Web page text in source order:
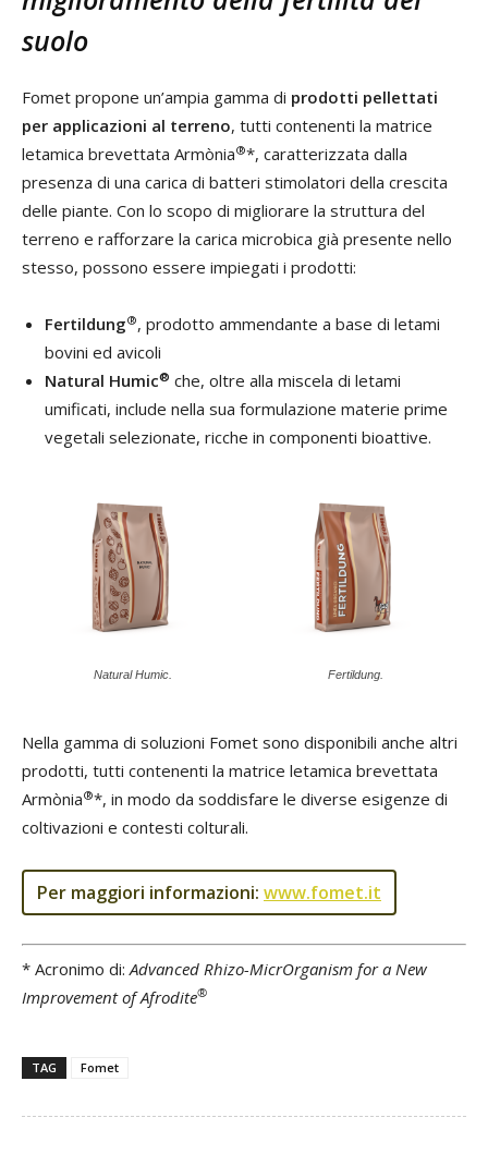
suolo
Fomet propone un’ampia gamma di prodotti pellettati
per applicazioni al terreno, tutti contenenti la matrice
letamica brevettata Armònia®*, caratterizzata dalla
presenza di una carica di batteri stimolatori della crescita
delle piante. Con lo scopo di migliorare la struttura del
terreno e rafforzare la carica microbica già presente nello
stesso, possono essere impiegati i prodotti:
Fertildung®, prodotto ammendante a base di letami
bovini ed avicoli
Natural Humic® che, oltre alla miscela di letami
umificati, include nella sua formulazione materie prime
vegetali selezionate, ricche in componenti bioattive.
Natural Humic. Fertildung.
Nella gamma di soluzioni Fomet sono disponibili anche altri
prodotti, tutti contenenti la matrice letamica brevettata
Armònia®*, in modo da soddisfare le diverse esigenze di
coltivazioni e contesti colturali.
Per maggiori informazioni: www.fomet.it
* Acronimo di: Advanced Rhizo-MicrOrganism for a New
Improvement of Afrodite®
TAG Fomet